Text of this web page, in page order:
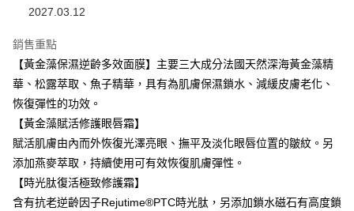
元大商業銀行
台新國際商業銀行
中國信託商業銀行
台灣樂天信用卡公司
臺灣中小企業銀行
聯邦商業銀行
元大商業銀行
永豐商業銀行
玉山商業銀行
星展（台灣）商業銀行
台灣樂天信用卡公司
Apple Pay
街口支付
悠遊付
全盈+PAY
運送方式
2027.03.12
銷售重點
【黃金藻保濕逆齡多效面膜】主要三大成分法國天然深海黃金藻精
華、松露萃取、魚子精華，具有為肌膚保濕鎖水、減緩皮膚老化、
恢復彈性的功效。
【黃金藻賦活修護眼唇霜】
賦活肌膚由內而外恢復光澤亮眼、撫平及淡化眼唇位置的皺紋。另
添加燕麥萃取，持續使用可有效恢復肌膚彈性。
【時光肽復活極致修護霜】
含有抗老逆齡因子Rejutime®PTC時光肽，另添加鎖水磁石有高度鎖